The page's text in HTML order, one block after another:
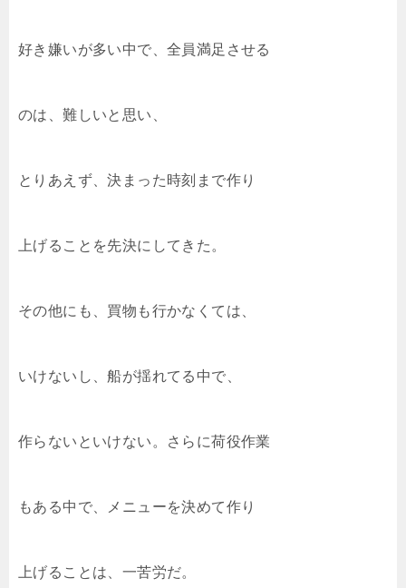
好き嫌いが多い中で、全員満足させる
のは、難しいと思い、
とりあえず、決まった時刻まで作り
上げることを先決にしてきた。
その他にも、買物も行かなくては、
いけないし、船が揺れてる中で、
作らないといけない。さらに荷役作業
もある中で、メニューを決めて作り
上げることは、一苦労だ。